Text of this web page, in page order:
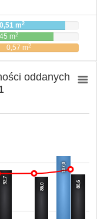
0,51 m2
m2
0,57 m2
107,0
92,7
86,0 88,6
oddanych